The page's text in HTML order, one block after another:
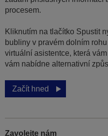
procesem.
Kliknutím na tlačítko Spustit
bubliny v pravém dolním
virtuální asistentce, která
vám nabídne alternativní
Začít hned
Zavolejte nám